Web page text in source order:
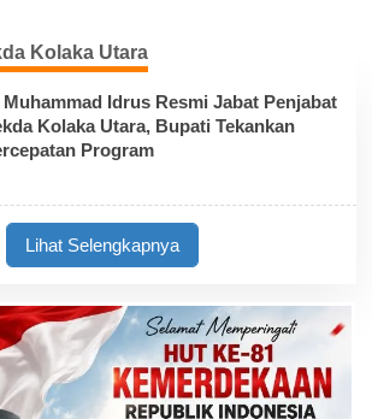
Kolaka Utara
Muhammad Idrus Resmi Jabat Penjabat
Kolaka Utara, Bupati Tekankan
Program
Lihat Selengkapnya